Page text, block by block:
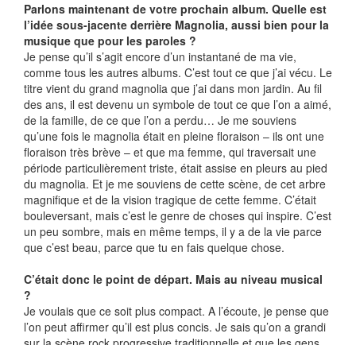
Parlons maintenant de votre prochain album. Quelle est
l’idée sous-jacente derrière Magnolia, aussi bien pour la
musique que pour les paroles ?
Je pense qu’il s’agit encore d’un instantané de ma vie,
comme tous les autres albums. C’est tout ce que j’ai vécu. Le
titre vient du grand magnolia que j’ai dans mon jardin. Au fil
des ans, il est devenu un symbole de tout ce que l’on a aimé,
de la famille, de ce que l’on a perdu… Je me souviens
qu’une fois le magnolia était en pleine floraison – ils ont une
floraison très brève – et que ma femme, qui traversait une
période particulièrement triste, était assise en pleurs au pied
du magnolia. Et je me souviens de cette scène, de cet arbre
magnifique et de la vision tragique de cette femme. C’était
bouleversant, mais c’est le genre de choses qui inspire. C’est
un peu sombre, mais en même temps, il y a de la vie parce
que c’est beau, parce que tu en fais quelque chose.
C’était donc le point de départ. Mais au niveau musical
?
Je voulais que ce soit plus compact. A l’écoute, je pense que
l’on peut affirmer qu’il est plus concis. Je sais qu’on a grandi